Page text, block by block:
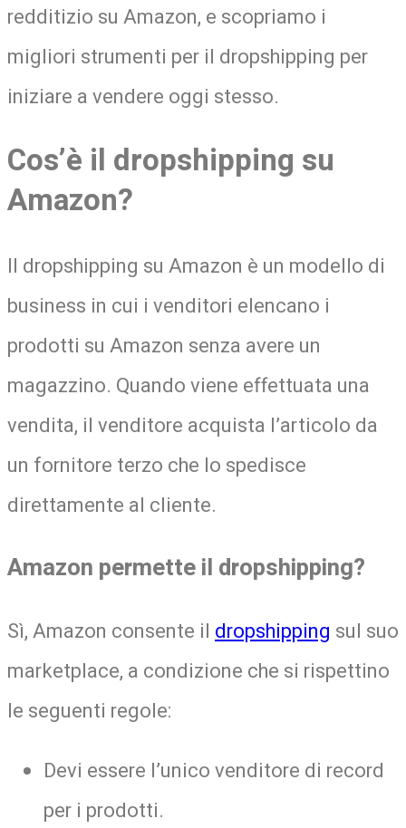
redditizio su Amazon, e scopriamo i
migliori strumenti per il dropshipping per
iniziare a vendere oggi stesso.
Cos’è il dropshipping su
Amazon?
Il dropshipping su Amazon è un modello di
business in cui i venditori elencano i
prodotti su Amazon senza avere un
magazzino. Quando viene effettuata una
vendita, il venditore acquista l’articolo da
un fornitore terzo che lo spedisce
direttamente al cliente.
Amazon permette il dropshipping?
Sì, Amazon consente il dropshipping sul suo
marketplace, a condizione che si rispettino
le seguenti regole:
Devi essere l’unico venditore di record
per i prodotti.